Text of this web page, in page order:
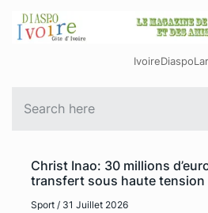
Christ Inao: 30 millions
transfert sous haute tension
Sport / 31 Juillet 2026